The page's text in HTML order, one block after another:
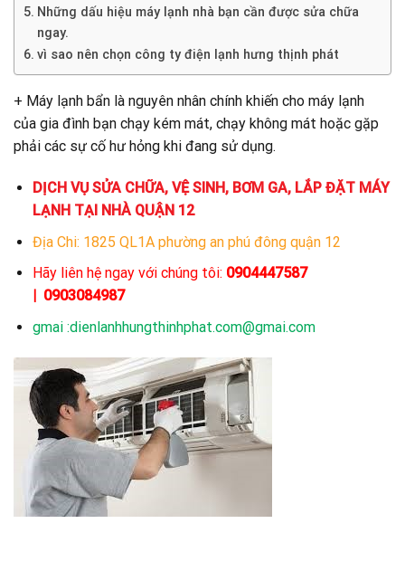
Những dấu hiệu máy lạnh nhà bạn cần được sửa chữa
ngay.
vì sao nên chọn công ty điện lạnh hưng thịnh phát
+ Máy lạnh bẩn là nguyên nhân chính khiến cho máy lạnh
của gia đình bạn chạy kém mát, chạy không mát hoặc gặp
phải các sự cố hư hỏng khi đang sử dụng.
DỊCH VỤ SỬA CHỮA, VỆ SINH, BƠM GA, LẮP ĐẶT MÁY
LẠNH TẠI NHÀ QUẬN 12
Địa Chi: 1825 QL1A phường an phú đông quận 12
Hãy liên hệ ngay với chúng tôi: 0904447587
0903084987
gmai :dienlanhhungthinhphat.com@gmai.com